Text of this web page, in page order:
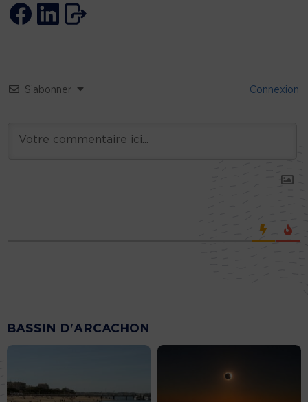
S’abonner Connexion
BASSIN D'ARCACHON